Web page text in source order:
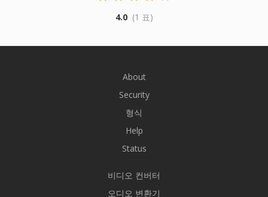
4.0 (1 표)
About
Security
형식
Help
Status
비디오 컨버터
오디오 변환기